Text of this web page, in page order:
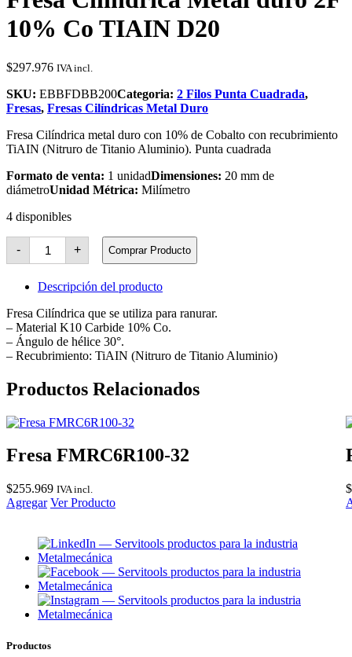
10% Co TIAIN D20
$297.976 IVA incl.
SKU: EBBFDBB200Categoria: 2 Filos Punta Cuadrada,
Fresas, Fresas Cilíndricas Metal Duro
Fresa Cilíndrica metal duro con 10% de Cobalto con recubrimiento
TiAIN (Nitruro de Titanio Aluminio). Punta cuadrada
Formato de venta: 1 unidadDimensiones: 20 mm de
diámetroUnidad Métrica: Milímetro
4 disponibles
-
Fresa
Cilíndrica
Metal
duro
2F
Co
TIAIN
D20
cantidad
+ Comprar Producto
Descripción del producto
Fresa Cilíndrica que se utiliza para ranurar.
– Material K10 Carbide 10% Co.
– Ángulo de hélice 30°.
– Recubrimiento: TiAIN (Nitruro de Titanio Aluminio)
Productos Relacionados
Fresa FMRC6R100-32
$255.969 IVA incl.
Agregar Ver Producto
$
Productos